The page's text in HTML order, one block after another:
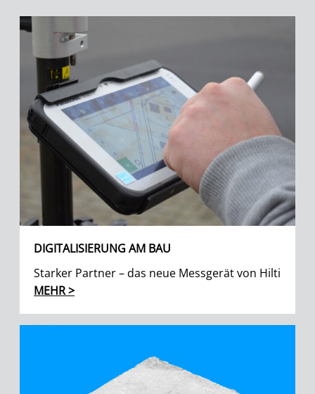
DIGITALISIERUNG AM BAU
Starker Partner – das neue Messgerät von Hilti
MEHR >